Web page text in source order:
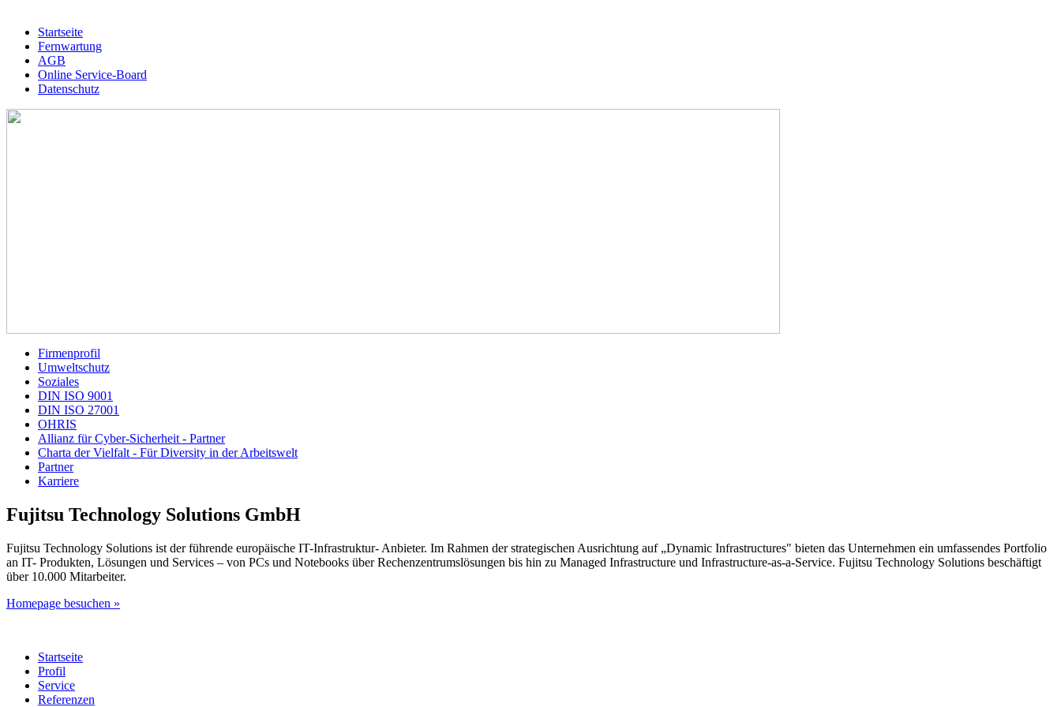
Startseite
Fernwartung
AGB
Online Service-Board
Datenschutz
Firmenprofil
Umweltschutz
Soziales
DIN ISO 9001
DIN ISO 27001
OHRIS
Allianz für Cyber-Sicherheit - Partner
Charta der Vielfalt - Für Diversity in der Arbeitswelt
Partner
Karriere
Fujitsu Technology Solutions GmbH
Fujitsu Technology Solutions ist der führende europäische IT-Infrastruktur- Anbieter. Im Rahmen der strategischen Ausrichtung auf „Dynamic Infrastructures" bieten das Unternehmen ein umfassendes Portfolio
an IT- Produkten, Lösungen und Services – von PCs und Notebooks über Rechenzentrumslösungen bis hin zu Managed Infrastructure und Infrastructure-as-a-Service. Fujitsu Technology Solutions beschäftigt
über 10.000 Mitarbeiter.
Homepage besuchen »
Startseite
Profil
Service
Referenzen